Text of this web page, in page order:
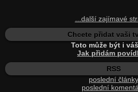
...další zajímavé
Chcete přidat vaši
Toto může být i
Jak přidám
RSS
poslední články
poslední